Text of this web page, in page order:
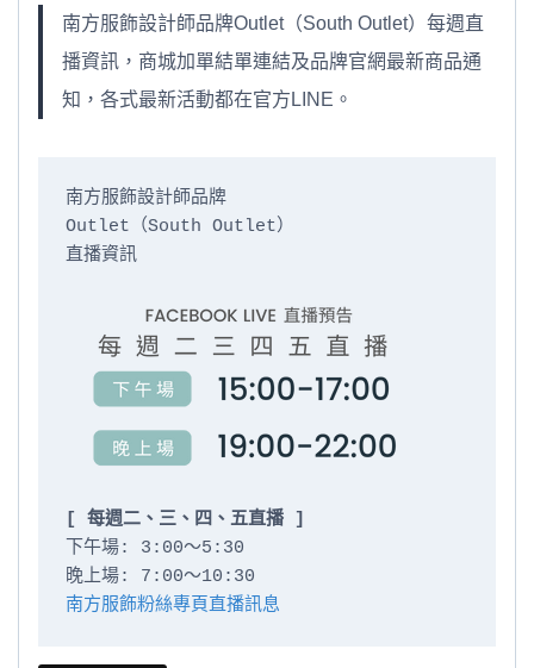
南方服飾設計師品牌Outlet（South Outlet）每週直
播資訊，商城加單結單連結及品牌官網最新商品通
知，各式最新活動都在官方LINE。
南方服飾設計師品牌
Outlet（South Outlet）
直播資訊
[ 每週二、三、四、五直播 ]
下午場: 3:00～5:30
南方服飾粉絲專頁直播訊息